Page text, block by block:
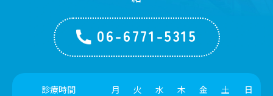
06-6771-5315
診療時間 月 火 水 木 金 土 日